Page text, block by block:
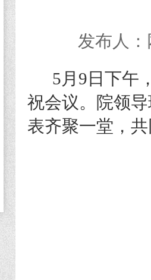
发布人
5月9日下午，
祝会议。院领
表齐聚一堂，